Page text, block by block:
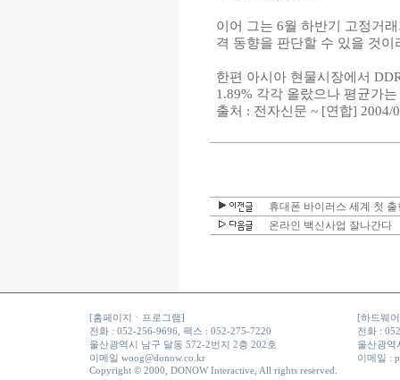
이어 그는 6월 하반기 고정거
격 동향을 판단할 수 있을 것
한편 아시아 현물시장에서
1.89% 각각 올랐으나 평균가
출처 : 전자신문 ~ [연합] 2004/
휴대폰 바이러스 세계 첫 출
온라인 백신사업 잘나간다
[홈페이지ㆍ프로그램]
전화 : 052-256-9696, 팩스 : 052-275-7220
울산광역시 남구 달동 572-2번지 2층 202호
이메일 woog@donow.co.kr
[하드웨
전화 :
울산광역
이메일 :
Copyright © 2000, DONOW Interactive, All rights reserved.